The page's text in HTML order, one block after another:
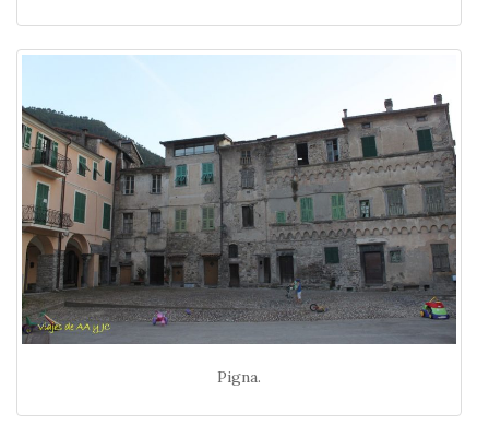
Pigna.